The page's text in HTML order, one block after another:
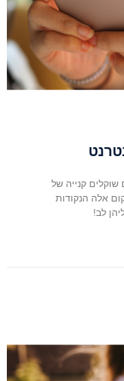
קנייה של
אלה הנקודות
לב!